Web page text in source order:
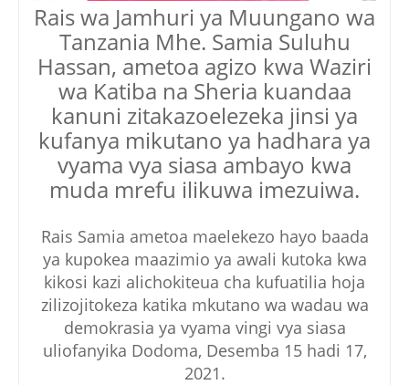
Rais wa Jamhuri ya Muungano wa
Tanzania Mhe. Samia Suluhu
Hassan, ametoa agizo kwa Waziri
wa Katiba na Sheria kuandaa
kanuni zitakazoelezeka jinsi ya
kufanya mikutano ya hadhara ya
vyama vya siasa ambayo kwa
muda mrefu ilikuwa imezuiwa.
Rais Samia ametoa maelekezo hayo baada
ya kupokea maazimio ya awali kutoka kwa
kikosi kazi alichokiteua cha kufuatilia hoja
zilizojitokeza katika mkutano wa wadau wa
demokrasia ya vyama vingi vya siasa
uliofanyika Dodoma, Desemba 15 hadi 17,
2021.